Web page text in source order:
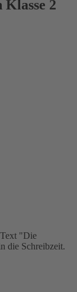
2
Text "Die
die Schreibzeit.